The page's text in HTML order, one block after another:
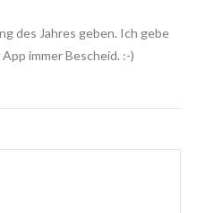
des Jahres geben. Ich gebe
immer Bescheid. :-)